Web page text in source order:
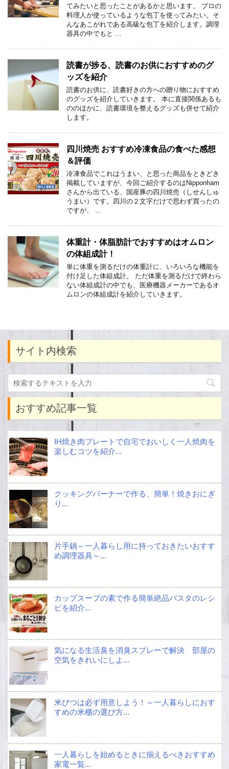
てみたいと思ったことがあるかと思います。 プロの
料理人が使っているような包丁を使ってみたい。そ
んなあこがれである高級な包丁を紹介します。調理
器具の中でもと …
読書が捗る、読書のお供におすすめのグ
ッズを紹介
読書のお供に、読書好きの方への贈り物におすすめ
のグッズを紹介していきます。 本に直接関係あるも
ののほかに、読書環境を整えるグッズも併せて紹介
します。
四川焼売 おすすめ冷凍食品の食べた感想
＆評価
冷凍食品でこれはうまい、と思った商品をときどき
掲載していますが、今回ご紹介するのはNipponham
さんから出ている、国産豚の四川焼売（しせんしゅ
うまい）です。四川の２文字だけで思わず買ったの
ですが、 …
体重計・体脂肪計でおすすめはオムロン
の体組成計！
単に体重を測るだけの体重計に、いろいろな機能を
付け足した体組成計。 ただ体重を測るだけで終わら
ない体組成計の中でも、医療機器メーカーであるオ
ムロンの体組成計を紹介していきます。
サイト内検索
おすすめ記事一覧
IH焼き肉プレートで自宅でおいしく一人焼肉を
楽しむコツを紹介...
クッキングバーナーで作る、簡単！焼きおにぎ
り...
片手鍋～一人暮らし用に持っておきたいおすす
め調理器具～...
カップスープの素で作る簡単絶品パスタのレシ
ピを紹介...
気になる生活臭を消臭スプレーで解決 部屋の
空気をきれいにしよ...
米びつは必ず用意しよう！～一人暮らしにおす
すめの米櫃の選び方...
一人暮らしを始めるときに揃えるべきおすすめ
家電一覧...